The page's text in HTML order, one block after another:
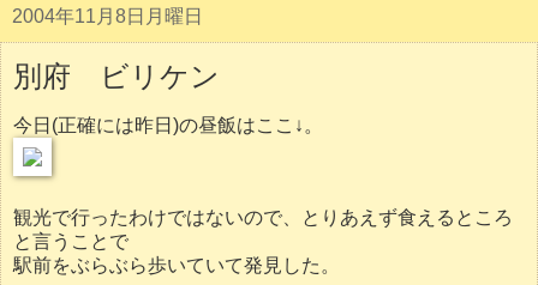
2004年11月8日月曜日
別府 ビリケン
今日(正確には昨日)の昼飯はここ↓。
観光で行ったわけではないので、とりあえず食えるところ
と言うことで
駅前をぶらぶら歩いていて発見した。